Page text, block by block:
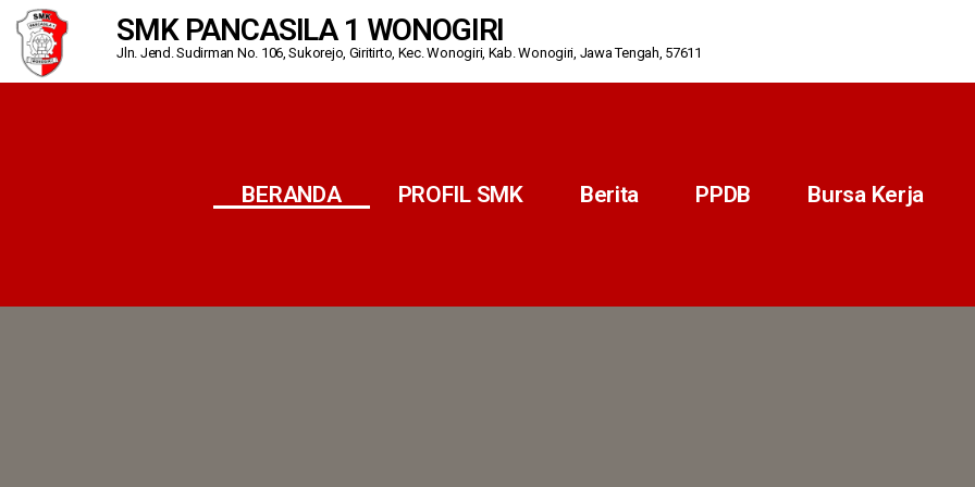
SMK PANCASILA 1 WONOGIRI
Jln. Jend. Sudirman No. 106, Sukorejo, Giritirto, Kec. Wonogiri, Kab. Wonogiri, Jawa Tengah, 57611
BERANDA PROFIL SMK Berita PPDB Bursa Kerja